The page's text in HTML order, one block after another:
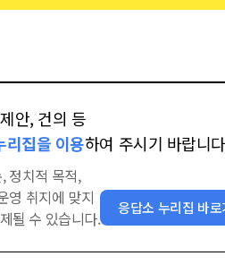
안, 건의 등
리집을 이용하여 주시기 바랍니
정치적 목적,
영 취지에 맞지
될 수 있습니다.
응답소 누리집 바로